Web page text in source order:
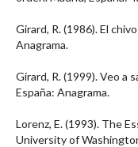
Girard, R. (1986). El
Anagrama.
Girard, R. (1999). Veo a
España: Anagrama.
Lorenz, E. (1993). The
University of